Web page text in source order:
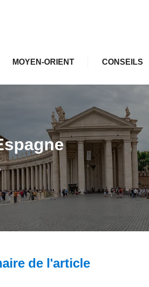
MOYEN-ORIENT CONSEILS
de l'article